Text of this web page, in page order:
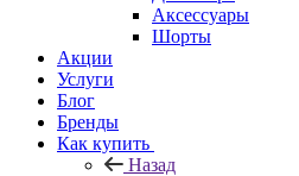
Аксессуары
Шорты
Акции
Услуги
Блог
Бренды
Как купить
Назад